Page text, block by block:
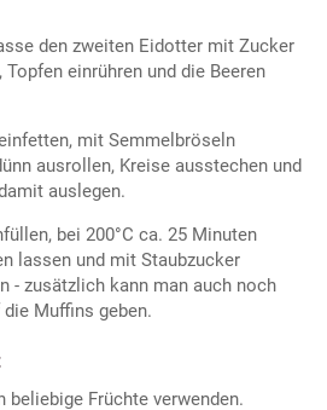
den zweiten Eidotter mit Zucker
Topfen einrühren und die Beeren
mit Semmelbröseln
ausrollen, Kreise ausstechen und
auslegen.
bei 200°C ca. 25 Minuten
lassen und mit Staubzucker
- zusätzlich kann man auch noch
Muffins geben.
beliebige Früchte verwenden.